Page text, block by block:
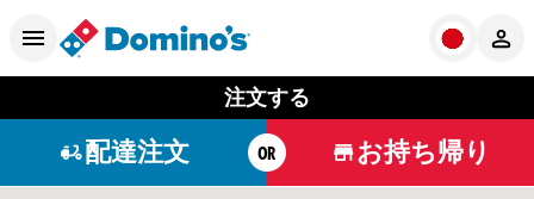
注文する
配達注文 OR お持ち帰り